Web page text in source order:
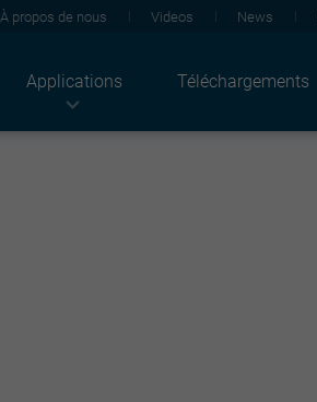
Applications Téléchargements
À propos de nous Videos News